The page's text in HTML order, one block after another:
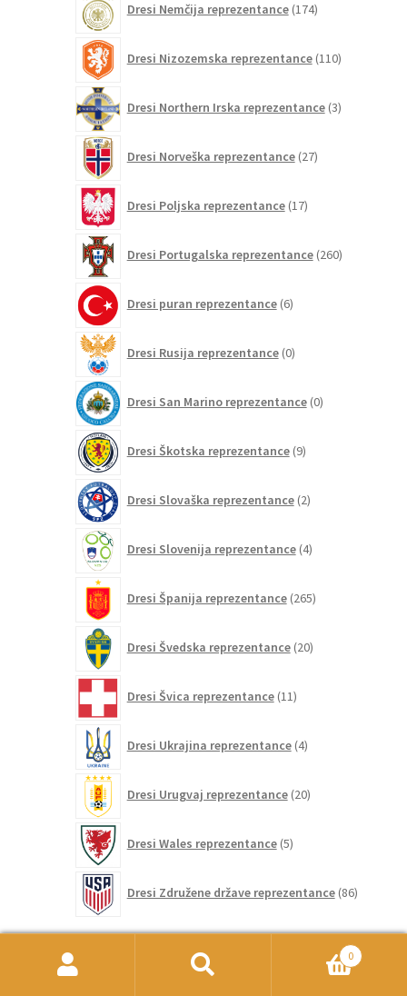
Dresi Nemčija reprezentance 174izdelkov
Dresi Nizozemska reprezentance 110izdelkov
Dresi Northern Irska reprezentance 3izdelki
Dresi Norveška reprezentance 27izdelkov
Dresi Poljska reprezentance 17izdelkov
Dresi Portugalska reprezentance 260izdelkov
Dresi puran reprezentance 6izdelkov
Dresi Rusija reprezentance 0izdelkov
Dresi San Marino reprezentance 0izdelkov
Dresi Škotska reprezentance 9izdelkov
Dresi Slovaška reprezentance 2izdelka
Dresi Slovenija reprezentance 4izdelki
Dresi Španija reprezentance 265izdelkov
Dresi Švedska reprezentance 20izdelkov
Dresi Švica reprezentance 11izdelkov
Dresi Ukrajina reprezentance 4izdelki
Dresi Urugvaj reprezentance 20izdelkov
Dresi Wales reprezentance 5izdelkov
Dresi Združene države reprezentance 86izdelkov
0